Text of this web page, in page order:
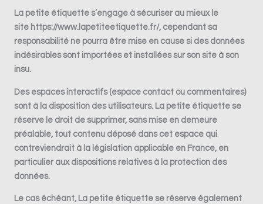
La petite étiquette s’engage à sécuriser au mieux le
site https://www.lapetiteetiquette.fr/, cependant sa
responsabilité ne pourra être mise en cause si des données
indésirables sont importées et installées sur son site à son
insu.
Des espaces interactifs (espace contact ou commentaires)
sont à la disposition des utilisateurs. La petite étiquette se
réserve le droit de supprimer, sans mise en demeure
préalable, tout contenu déposé dans cet espace qui
contreviendrait à la législation applicable en France, en
particulier aux dispositions relatives à la protection des
données.
Le cas échéant, La petite étiquette se réserve également